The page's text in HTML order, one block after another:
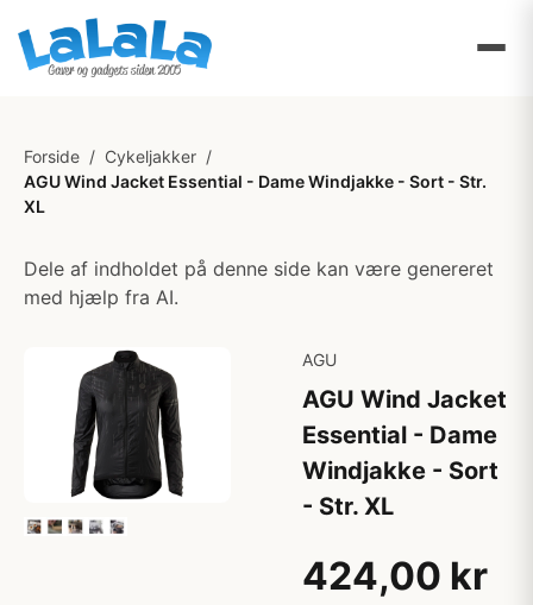
Forside / Cykeljakker /
AGU Wind Jacket Essential - Dame Windjakke - Sort - Str.
XL
Dele af indholdet på denne side kan være genereret
med hjælp fra AI.
AGU
AGU Wind Jacket
Essential - Dame
Windjakke - Sort
- Str. XL
424,00 kr